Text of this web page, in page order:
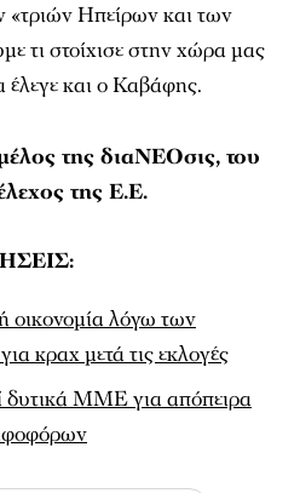
«τριών Ηπείρων και των
τι στοίχισε στην χώρα μας
και ο Καβάφης.
της διαΝΕΟσις, του
της Ε.Ε.
οικονομία λόγω των
κραχ μετά τις εκλογές
δυτικά ΜΜΕ για απόπειρα